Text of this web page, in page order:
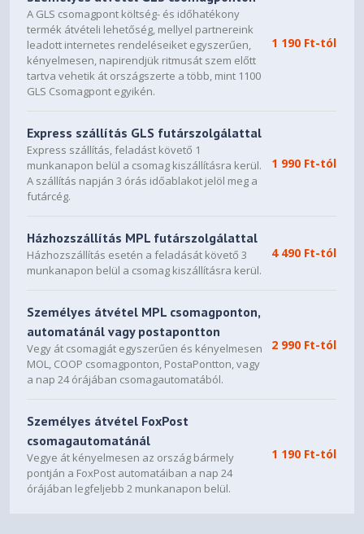
A GLS csomagpont költség- és időhatékony
termék átvételi lehetőség, mellyel partnereink
leadott internetes rendeléseiket egyszerűen,
kényelmesen, napirendjük ritmusát szem előtt
tartva vehetik át országszerte a több, mint 1100
GLS Csomagpont egyikén.
1 190 Ft-tól
Express szállítás GLS futárszolgálattal
Express szállítás, feladást követő 1
munkanapon belül a csomag kiszállításra kerül.
A szállítás napján 3 órás időablakot jelöl meg a
futárcég.
1 990 Ft-tól
Házhozszállítás MPL futárszolgálattal
Házhozszállítás esetén a feladását követő 3
munkanapon belül a csomag kiszállításra kerül.
4 490 Ft-tól
Személyes átvétel MPL csomagponton,
automatánál vagy postapontton
Vegy át csomagját egyszerűen és kényelmesen
MOL, COOP csomagponton, PostaPontton, vagy
a nap 24 órájában csomagautomatából.
2 990 Ft-tól
Személyes átvétel FoxPost
csomagautomatánál
Vegye át kényelmesen az ország bármely
pontján a FoxPost automatáiban a nap 24
órájában legfeljebb 2 munkanapon belül.
1 190 Ft-tól